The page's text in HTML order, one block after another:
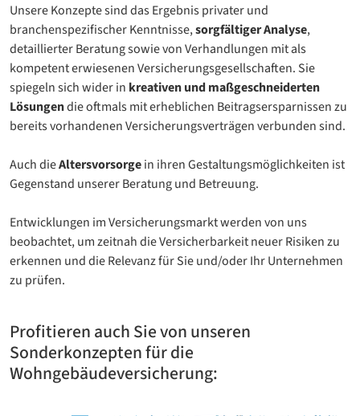
Unsere Konzepte sind das Ergebnis privater und
branchenspezifischer Kenntnisse,sorgfältiger Analyse,
detaillierter Beratung sowie von Verhandlungen mit als
kompetent erwiesenen Versicherungsgesellschaften. Sie
spiegeln sich wider in kreativen und maßgeschneiderten
Lösungendie oftmals mit erheblichen Beitragsersparnissen zu
bereits vorhandenen Versicherungsverträgen verbunden sind.
Auch dieAltersvorsorgein ihren Gestaltungsmöglichkeiten ist
Gegenstand unserer Beratung und Betreuung.
Entwicklungen im Versicherungsmarkt werden von uns
beobachtet, um zeitnah die Versicherbarkeit neuer Risiken zu
erkennen und die Relevanz für Sie und/oder Ihr Unternehmen
zu prüfen.
Profitieren auch Sie von unseren
Sonderkonzepten für die
Wohngebäudeversicherung: